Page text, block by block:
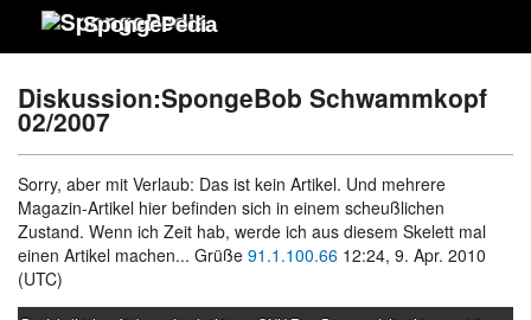
SpongePedia
Diskussion:SpongeBob Schwammkopf
02/2007
Sorry, aber mit Verlaub: Das ist kein Artikel. Und mehrere
Magazin-Artikel hier befinden sich in einem scheußlichen
Zustand. Wenn ich Zeit hab, werde ich aus diesem Skelett mal
einen Artikel machen... Grüße 91.1.100.66 12:24, 9. Apr. 2010
(UTC)